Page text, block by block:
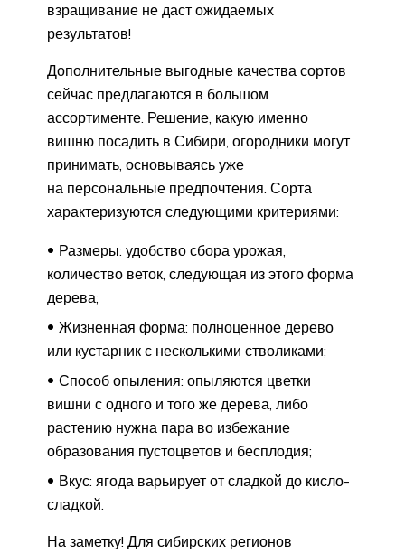
взращивание не даст ожидаемых
результатов!
Дополнительные выгодные качества сортов
сейчас предлагаются в большом
ассортименте. Решение, какую именно
вишню посадить в Сибири, огородники могут
принимать, основываясь уже
на персональные предпочтения. Сорта
характеризуются следующими критериями:
Размеры: удобство сбора урожая,
количество веток, следующая из этого форма
дерева;
Жизненная форма: полноценное дерево
или кустарник с несколькими стволиками;
Способ опыления: опыляются цветки
вишни с одного и того же дерева, либо
растению нужна пара во избежание
образования пустоцветов и бесплодия;
Вкус: ягода варьирует от сладкой до кисло-
сладкой.
На заметку! Для сибирских регионов